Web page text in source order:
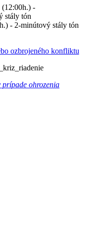
(12:00h.) -
stály tón
- 2-minútový stály tón
ozbrojeného konfliktu
prípade ohrozenia